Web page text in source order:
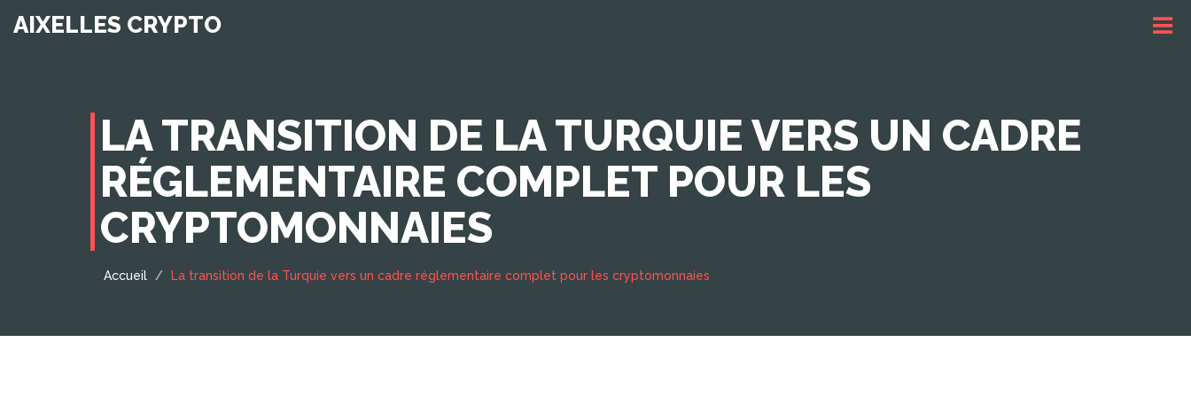
AIXELLES CRYPTO
LA TRANSITION DE LA TURQUIE VERS UN CADRE
RÉGLEMENTAIRE COMPLET POUR LES
CRYPTOMONNAIES
Accueil La transition de la Turquie vers un cadre réglementaire complet pour les cryptomonnaies